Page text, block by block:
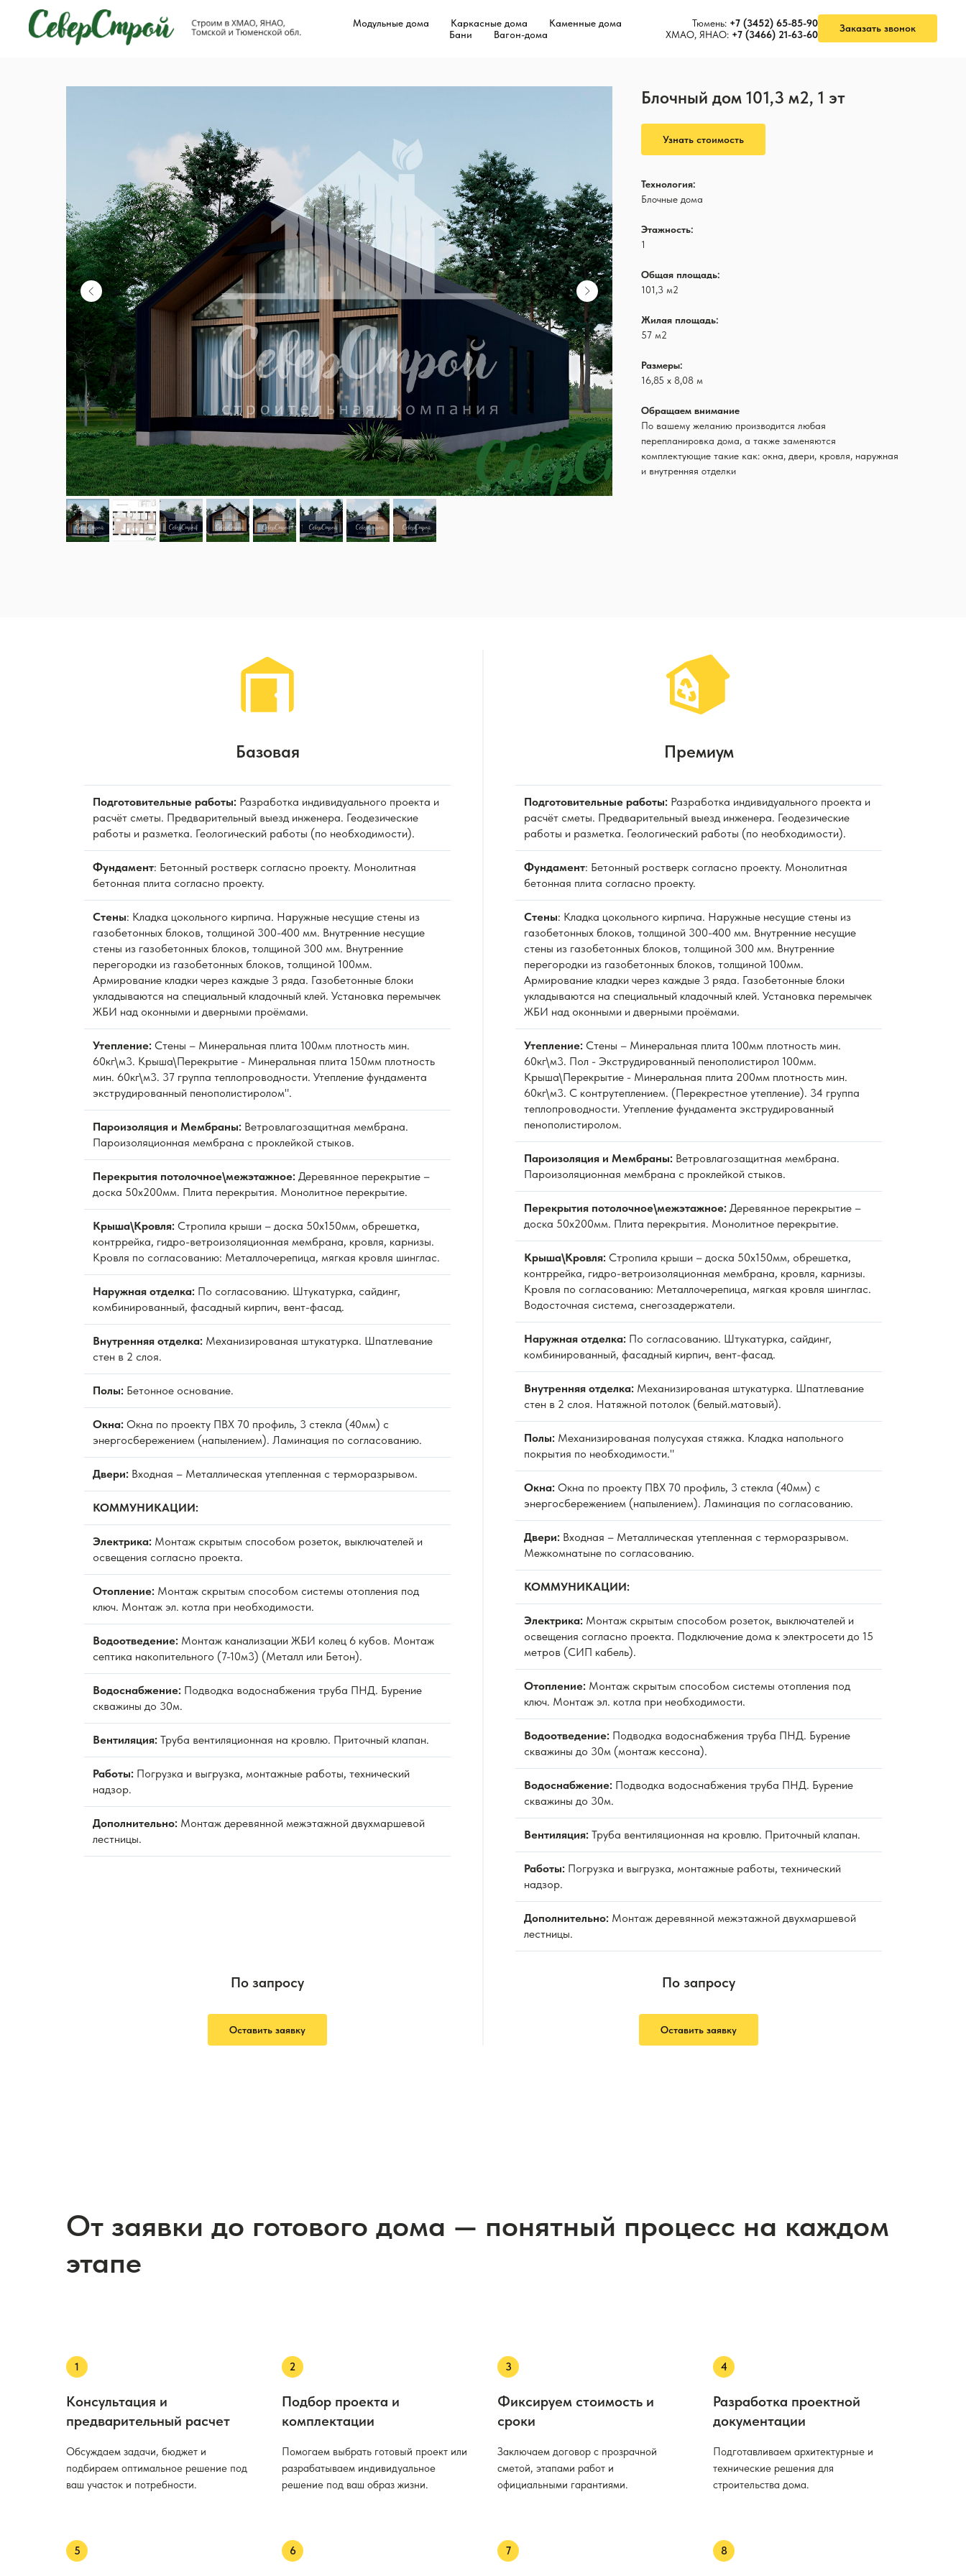
Модульные дома Каркасные дома
Каменные дома
Бани
Вагон-дома
Тюмень: +7 (3452) 65-85-90
ХМАО, ЯНАО: +7 (3466) 21-63-60
Заказать звонок
Блочный дом 101,3 м2, 1 эт
Узнать стоимость
Технология:
Блочные дома
Этажность:
1
Общая площадь:
101,3 м2
Жилая площадь:
57 м2
Размеры:
16,85 х 8,08 м
Обращаем внимание
По вашему желанию производится любая
перепланировка дома, а также заменяются
комплектующие такие как: окна, двери, кровля, наружная
и внутренняя отделки
Базовая
Подготовительные работы: Разработка индивидуального проекта и
расчёт сметы. Предварительный выезд инженера. Геодезические
работы и разметка. Геологический работы (по необходимости).
Фундамент: Бетонный ростверк согласно проекту. Монолитная
бетонная плита согласно проекту.
Стены: Кладка цокольного кирпича. Наружные несущие стены из
газобетонных блоков, толщиной 300-400 мм. Внутренние несущие
стены из газобетонных блоков, толщиной 300 мм. Внутренние
перегородки из газобетонных блоков, толщиной 100мм.
Армирование кладки через каждые 3 ряда. Газобетонные блоки
укладываются на специальный кладочный клей. Установка перемычек
ЖБИ над оконными и дверными проёмами.
Утепление: Стены – Минеральная плита 100мм плотность мин.
60кг\м3. Крыша\Перекрытие - Минеральная плита 150мм плотность
мин. 60кг\м3. 37 группа теплопроводности. Утепление фундамента
экструдированный пенополистиролом".
Пароизоляция и Мембраны: Ветровлагозащитная мембрана.
Пароизоляционная мембрана с проклейкой стыков.
Перекрытия потолочное\межэтажное: Деревянное перекрытие –
доска 50х200мм. Плита перекрытия. Монолитное перекрытие.
Крыша\Кровля: Стропила крыши – доска 50х150мм, обрешетка,
контррейка, гидро-ветроизоляционная мембрана, кровля, карнизы.
Кровля по согласованию: Металлочерепица, мягкая кровля шинглас.
Наружная отделка: По согласованию. Штукатурка, сайдинг,
комбинированный, фасадный кирпич, вент-фасад.
Внутренняя отделка: Механизированая штукатурка. Шпатлевание
стен в 2 слоя.
Полы: Бетонное основание.
Окна: Окна по проекту ПВХ 70 профиль, 3 стекла (40мм) с
энергосбережением (напылением). Ламинация по согласованию.
Двери: Входная – Металлическая утепленная с терморазрывом.
КОММУНИКАЦИИ:
Электрика: Монтаж скрытым способом розеток, выключателей и
освещения согласно проекта.
Отопление: Монтаж скрытым способом системы отопления под
ключ. Монтаж эл. котла при необходимости.
Водоотведение: Монтаж канализации ЖБИ колец 6 кубов. Монтаж
септика накопительного (7-10м3) (Металл или Бетон).
Водоснабжение: Подводка водоснабжения труба ПНД. Бурение
скважины до 30м.
Вентиляция: Труба вентиляционная на кровлю. Приточный клапан.
Работы: Погрузка и выгрузка, монтажные работы, технический
надзор.
Дополнительно: Монтаж деревянной межэтажной двухмаршевой
лестницы.
По запросу
Оставить заявку
Премиум
Подготовительные работы: Разработка индивидуального проекта и
расчёт сметы. Предварительный выезд инженера. Геодезические
работы и разметка. Геологический работы (по необходимости).
Фундамент: Бетонный ростверк согласно проекту. Монолитная
бетонная плита согласно проекту.
Стены: Кладка цокольного кирпича. Наружные несущие стены из
газобетонных блоков, толщиной 300-400 мм. Внутренние несущие
стены из газобетонных блоков, толщиной 300 мм. Внутренние
перегородки из газобетонных блоков, толщиной 100мм.
Армирование кладки через каждые 3 ряда. Газобетонные блоки
укладываются на специальный кладочный клей. Установка перемычек
ЖБИ над оконными и дверными проёмами.
Утепление: Стены – Минеральная плита 100мм плотность мин.
60кг\м3. Пол - Экструдированный пенополистирол 100мм.
Крыша\Перекрытие - Минеральная плита 200мм плотность мин.
60кг\м3. С контрутеплением. (Перекрестное утепление). 34 группа
теплопроводности. Утепление фундамента экструдированный
пенополистиролом.
Пароизоляция и Мембраны: Ветровлагозащитная мембрана.
Пароизоляционная мембрана с проклейкой стыков.
Перекрытия потолочное\межэтажное: Деревянное перекрытие –
доска 50х200мм. Плита перекрытия. Монолитное перекрытие.
Крыша\Кровля: Стропила крыши – доска 50х150мм, обрешетка,
контррейка, гидро-ветроизоляционная мембрана, кровля, карнизы.
Кровля по согласованию: Металлочерепица, мягкая кровля шинглас.
Водосточная система, снегозадержатели.
Наружная отделка: По согласованию. Штукатурка, сайдинг,
комбинированный, фасадный кирпич, вент-фасад.
Внутренняя отделка: Механизированая штукатурка. Шпатлевание
стен в 2 слоя. Натяжной потолок (белый.матовый).
Полы: Механизированая полусухая стяжка. Кладка напольного
покрытия по необходимости."
Окна: Окна по проекту ПВХ 70 профиль, 3 стекла (40мм) с
энергосбережением (напылением). Ламинация по согласованию.
Двери: Входная – Металлическая утепленная с терморазрывом.
Межкомнатыне по согласованию.
КОММУНИКАЦИИ:
Электрика: Монтаж скрытым способом розеток, выключателей и
освещения согласно проекта. Подключение дома к электросети до 15
метров (СИП кабель).
Отопление: Монтаж скрытым способом системы отопления под
ключ. Монтаж эл. котла при необходимости.
Водоотведение: Подводка водоснабжения труба ПНД. Бурение
скважины до 30м (монтаж кессона).
Водоснабжение: Подводка водоснабжения труба ПНД. Бурение
скважины до 30м.
Вентиляция: Труба вентиляционная на кровлю. Приточный клапан.
Работы: Погрузка и выгрузка, монтажные работы, технический
надзор.
Дополнительно: Монтаж деревянной межэтажной двухмаршевой
лестницы.
По запросу
Оставить заявку
От заявки до готового дома — понятный процесс на каждом
этапе
Консультация и
предварительный расчет
Обсуждаем задачи, бюджет и
подбираем оптимальное решение под
ваш участок и потребности.
Подбор проекта и
комплектации
Помогаем выбрать готовый проект или
разрабатываем индивидуальное
решение под ваш образ жизни.
Фиксируем стоимость и
сроки
Заключаем договор с прозрачной
сметой, этапами работ и
официальными гарантиями.
Разработка проектной
документации
Подготавливаем архитектурные и
технические решения для
строительства дома.